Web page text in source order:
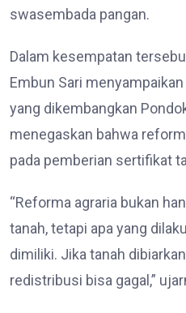
swasembada pangan.
Dalam kesempatan
Embun Sari
yang dikembangkan
menegaskan bahwa
pada pemberian sertifikat
“Reforma agraria bukan
tanah, tetapi apa yang
dimiliki. Jika tanah
redistribusi bisa gagal,”